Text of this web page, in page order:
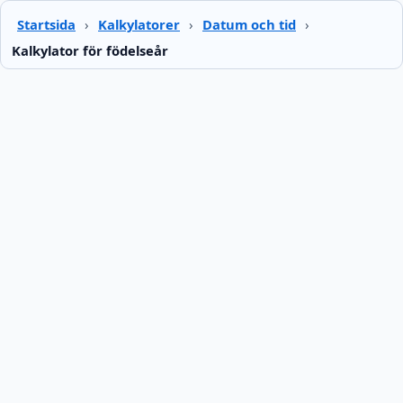
Startsida › Kalkylatorer › Datum och tid ›
Kalkylator för födelseår